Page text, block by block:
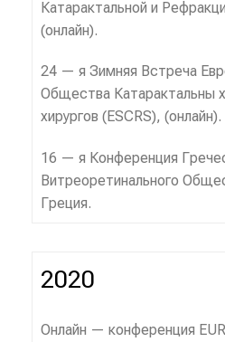
Катарактальной и
(онлайн).
24 — я Зимняя Встреча
Общества Катарактальны
хирургов (ESCRS), (онлайн).
16 — я Конференция
Витреоретинального
Греция.
2020
Онлайн — конференция